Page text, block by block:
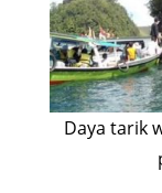
Daya tarik